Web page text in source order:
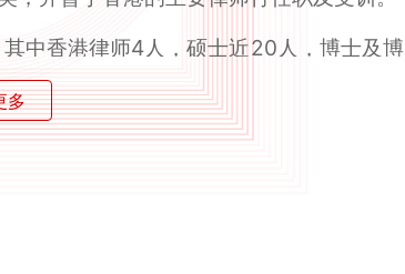
中香港律师4人，硕士近20人，博士及博
的4人，均为资深大律师。
多